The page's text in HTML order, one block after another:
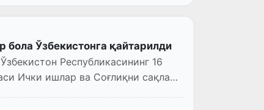
бола Ўзбекистонга қайтарилди
Республикасининг 16
Ички ишлар ва Соғлиқни сақлаш